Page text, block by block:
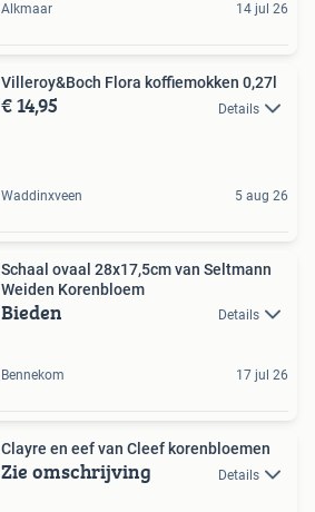
Alkmaar 14 jul 26
Villeroy&Boch Flora koffiemokken 0,27l
€ 14,95 Details
Waddinxveen 5 aug 26
Schaal ovaal 28x17,5cm van Seltmann
Weiden Korenbloem
Bieden Details
Bennekom 17 jul 26
Clayre en eef van Cleef korenbloemen
Zie omschrijving Details